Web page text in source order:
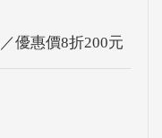
／優惠價8折200元